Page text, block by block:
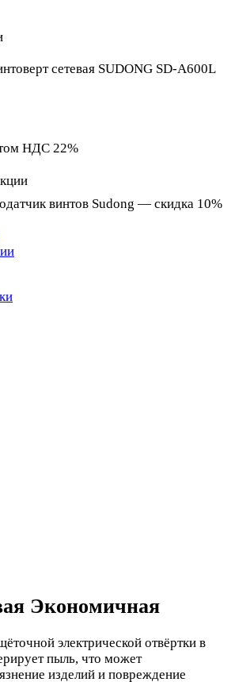
сетевая SUDONG SD-A600L
НДС 22%
винтов Sudong — скидка 10%
Экономичная
электрической отвёртки в
пыль, что может
изделий и повреждение